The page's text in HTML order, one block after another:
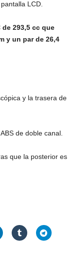
LCD.
293,5 cc que
y un par de 26,4
y la trasera de
de doble canal.
que la posterior es